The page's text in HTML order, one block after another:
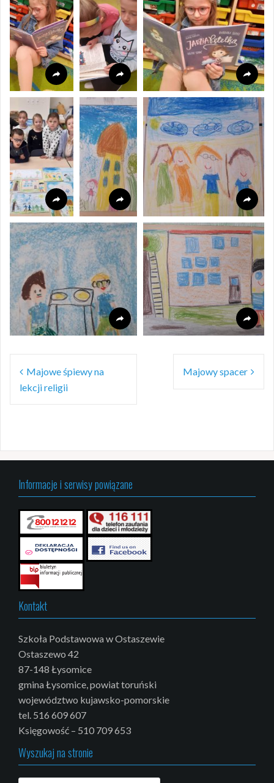
Nawigacja
wpisu
Majowe śpiewy na
lekcji religii
Majowy spacer
Informacje i serwisy powiązane
Kontakt
Szkoła Podstawowa w Ostaszewie
Ostaszewo 42
87-148 Łysomice
gmina Łysomice, powiat toruński
województwo kujawsko-pomorskie
tel. 516 609 607
Księgowość – 510 709 653
Wyszukaj na stronie